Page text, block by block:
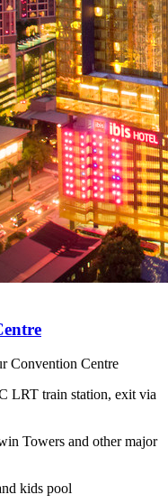
Convention Centre
LRT train station, exit via
Towers and other major
kids pool